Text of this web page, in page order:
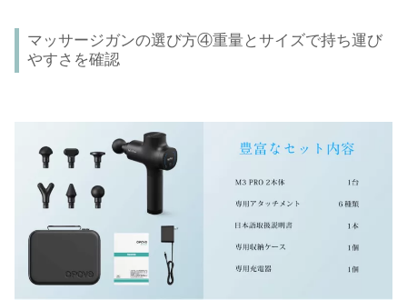
マッサージガンの選び方④重量とサイズで持ち運び
やすさを確認